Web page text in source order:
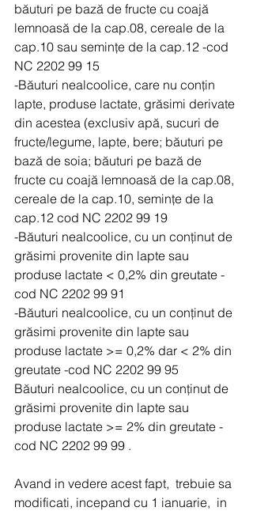
băuturi pe bază de fructe cu coajă
lemnoasă de la cap.08, cereale de la
cap.10 sau semințe de la cap.12 -cod
NC 2202 99 15
-Băuturi nealcoolice, care nu conțin
lapte, produse lactate, grăsimi derivate
din acestea (exclusiv apă, sucuri de
fructe/legume, lapte, bere; băuturi pe
bază de soia; băuturi pe bază de
fructe cu coajă lemnoasă de la cap.08,
cereale de la cap.10, semințe de la
cap.12 cod NC 2202 99 19
-Băuturi nealcoolice, cu un conținut de
grăsimi provenite din lapte sau
produse lactate < 0,2% din greutate -
cod NC 2202 99 91
-Băuturi nealcoolice, cu un conținut de
grăsimi provenite din lapte sau
produse lactate >= 0,2% dar < 2% din
greutate -cod NC 2202 99 95
Băuturi nealcoolice, cu un conținut de
grăsimi provenite din lapte sau
produse lactate >= 2% din greutate -
cod NC 2202 99 99 .
Avand in vedere acest fapt,  trebuie sa
modificati, incepand cu 1 ianuarie,  in